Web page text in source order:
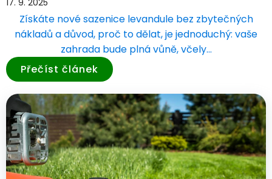
Získáte nové sazenice levandule bez zbytečných
nákladů a důvod, proč to dělat, je jednoduchý: vaše
zahrada bude plná vůně, včely…
Přečíst článek